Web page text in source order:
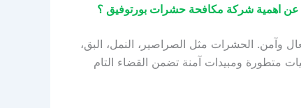
وآمن. الحشرات مثل الصراصير، النمل، البق،
متطورة ومبيدات آمنة تضمن القضاء التام